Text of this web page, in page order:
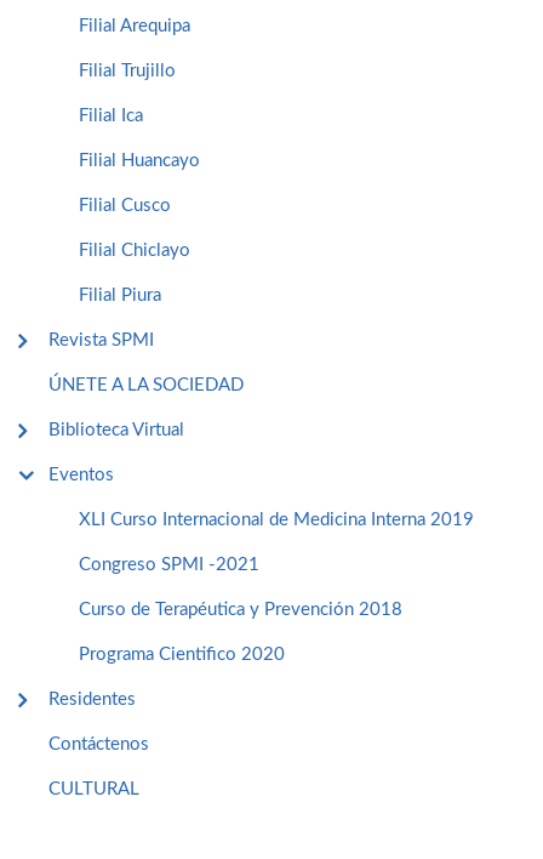
Filial Arequipa
Filial Trujillo
Filial Ica
Filial Huancayo
Filial Cusco
Filial Chiclayo
Filial Piura
Revista SPMI
ÚNETE A LA SOCIEDAD
Biblioteca Virtual
Eventos
XLI Curso Internacional de Medicina Interna 2019
Congreso SPMI -2021
Curso de Terapéutica y Prevención 2018
Programa Cientifico 2020
Residentes
Contáctenos
CULTURAL